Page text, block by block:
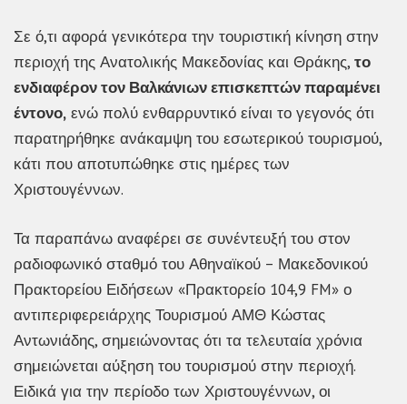
Σε ό,τι αφορά γενικότερα την τουριστική κίνηση στην
περιοχή της Ανατολικής Μακεδονίας και Θράκης, το
ενδιαφέρον τον Βαλκάνιων επισκεπτών παραμένει
έντονο, ενώ πολύ ενθαρρυντικό είναι το γεγονός ότι
παρατηρήθηκε ανάκαμψη του εσωτερικού τουρισμού,
κάτι που αποτυπώθηκε στις ημέρες των
Χριστουγέννων.
Τα παραπάνω αναφέρει σε συνέντευξή του στον
ραδιοφωνικό σταθμό του Αθηναϊκού – Μακεδονικού
Πρακτορείου Ειδήσεων «Πρακτορείο 104,9 FM» ο
αντιπεριφερειάρχης Τουρισμού ΑΜΘ Κώστας
Αντωνιάδης, σημειώνοντας ότι τα τελευταία χρόνια
σημειώνεται αύξηση του τουρισμού στην περιοχή.
Ειδικά για την περίοδο των Χριστουγέννων, οι